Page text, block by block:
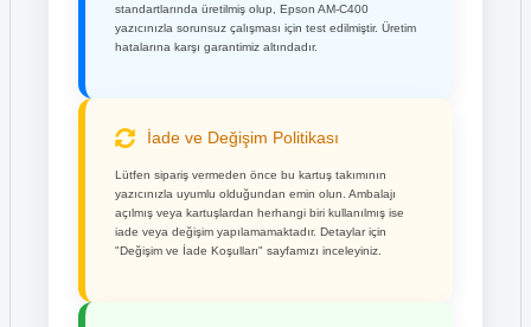
standartlarında üretilmiş olup, Epson AM-C400
yazıcınızla sorunsuz çalışması için test edilmiştir. Üretim
hatalarına karşı garantimiz altındadır.
İade ve Değişim Politikası
Lütfen sipariş vermeden önce bu kartuş takımının
yazıcınızla uyumlu olduğundan emin olun. Ambalajı
açılmış veya kartuşlardan herhangi biri kullanılmış ise
iade veya değişim yapılamamaktadır. Detaylar için
"Değişim ve İade Koşulları" sayfamızı inceleyiniz.